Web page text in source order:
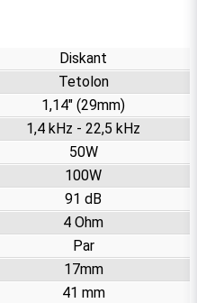
Diskant
Tetolon
1,14" (29mm)
1,4 kHz - 22,5 kHz
50W
100W
91 dB
4 Ohm
Par
17mm
41 mm